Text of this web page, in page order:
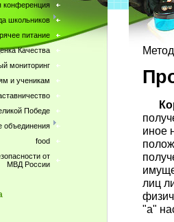
конференция
школьников
питание
Качества
мониторинг
и ученикам
Победе
объединения
food
от
МВД России
иное
лиц
"а"